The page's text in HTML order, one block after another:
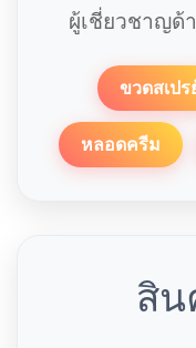
ผู้เชี่ยวชาญด้
ขวดสเปร
หลอดครีม
สิน